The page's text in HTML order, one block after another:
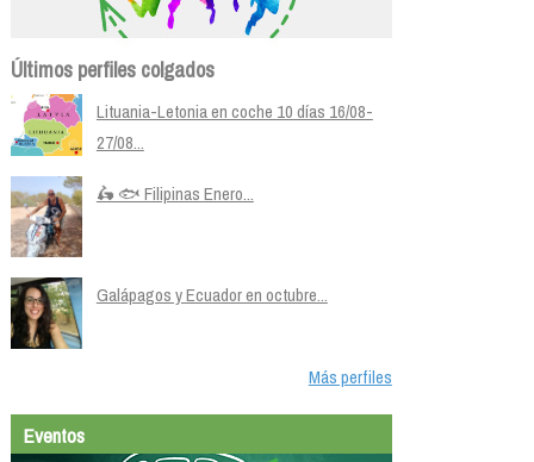
Últimos perfiles colgados
Lituania-Letonia en coche 10 días 16/08-
27/08...
🛵 🐟 Filipinas Enero...
Galápagos y Ecuador en octubre...
Más perfiles
Eventos